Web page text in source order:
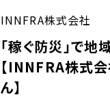
INNFRA株式会社
「稼ぐ防災」で
【INNFRA株式
ん】